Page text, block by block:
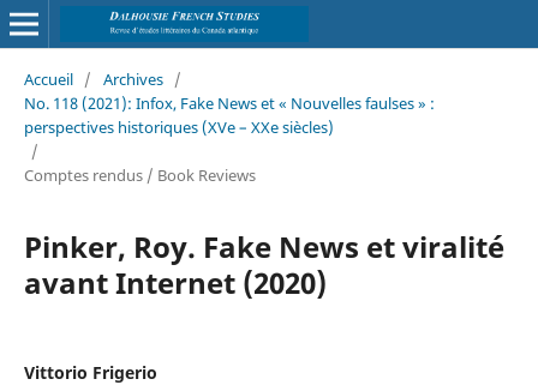
Accueil / Archives /
No. 118 (2021): Infox, Fake News et « Nouvelles faulses » :
perspectives historiques (XVe – XXe siècles)
/
Comptes rendus / Book Reviews
Pinker, Roy. Fake News et viralité
avant Internet (2020)
Vittorio Frigerio